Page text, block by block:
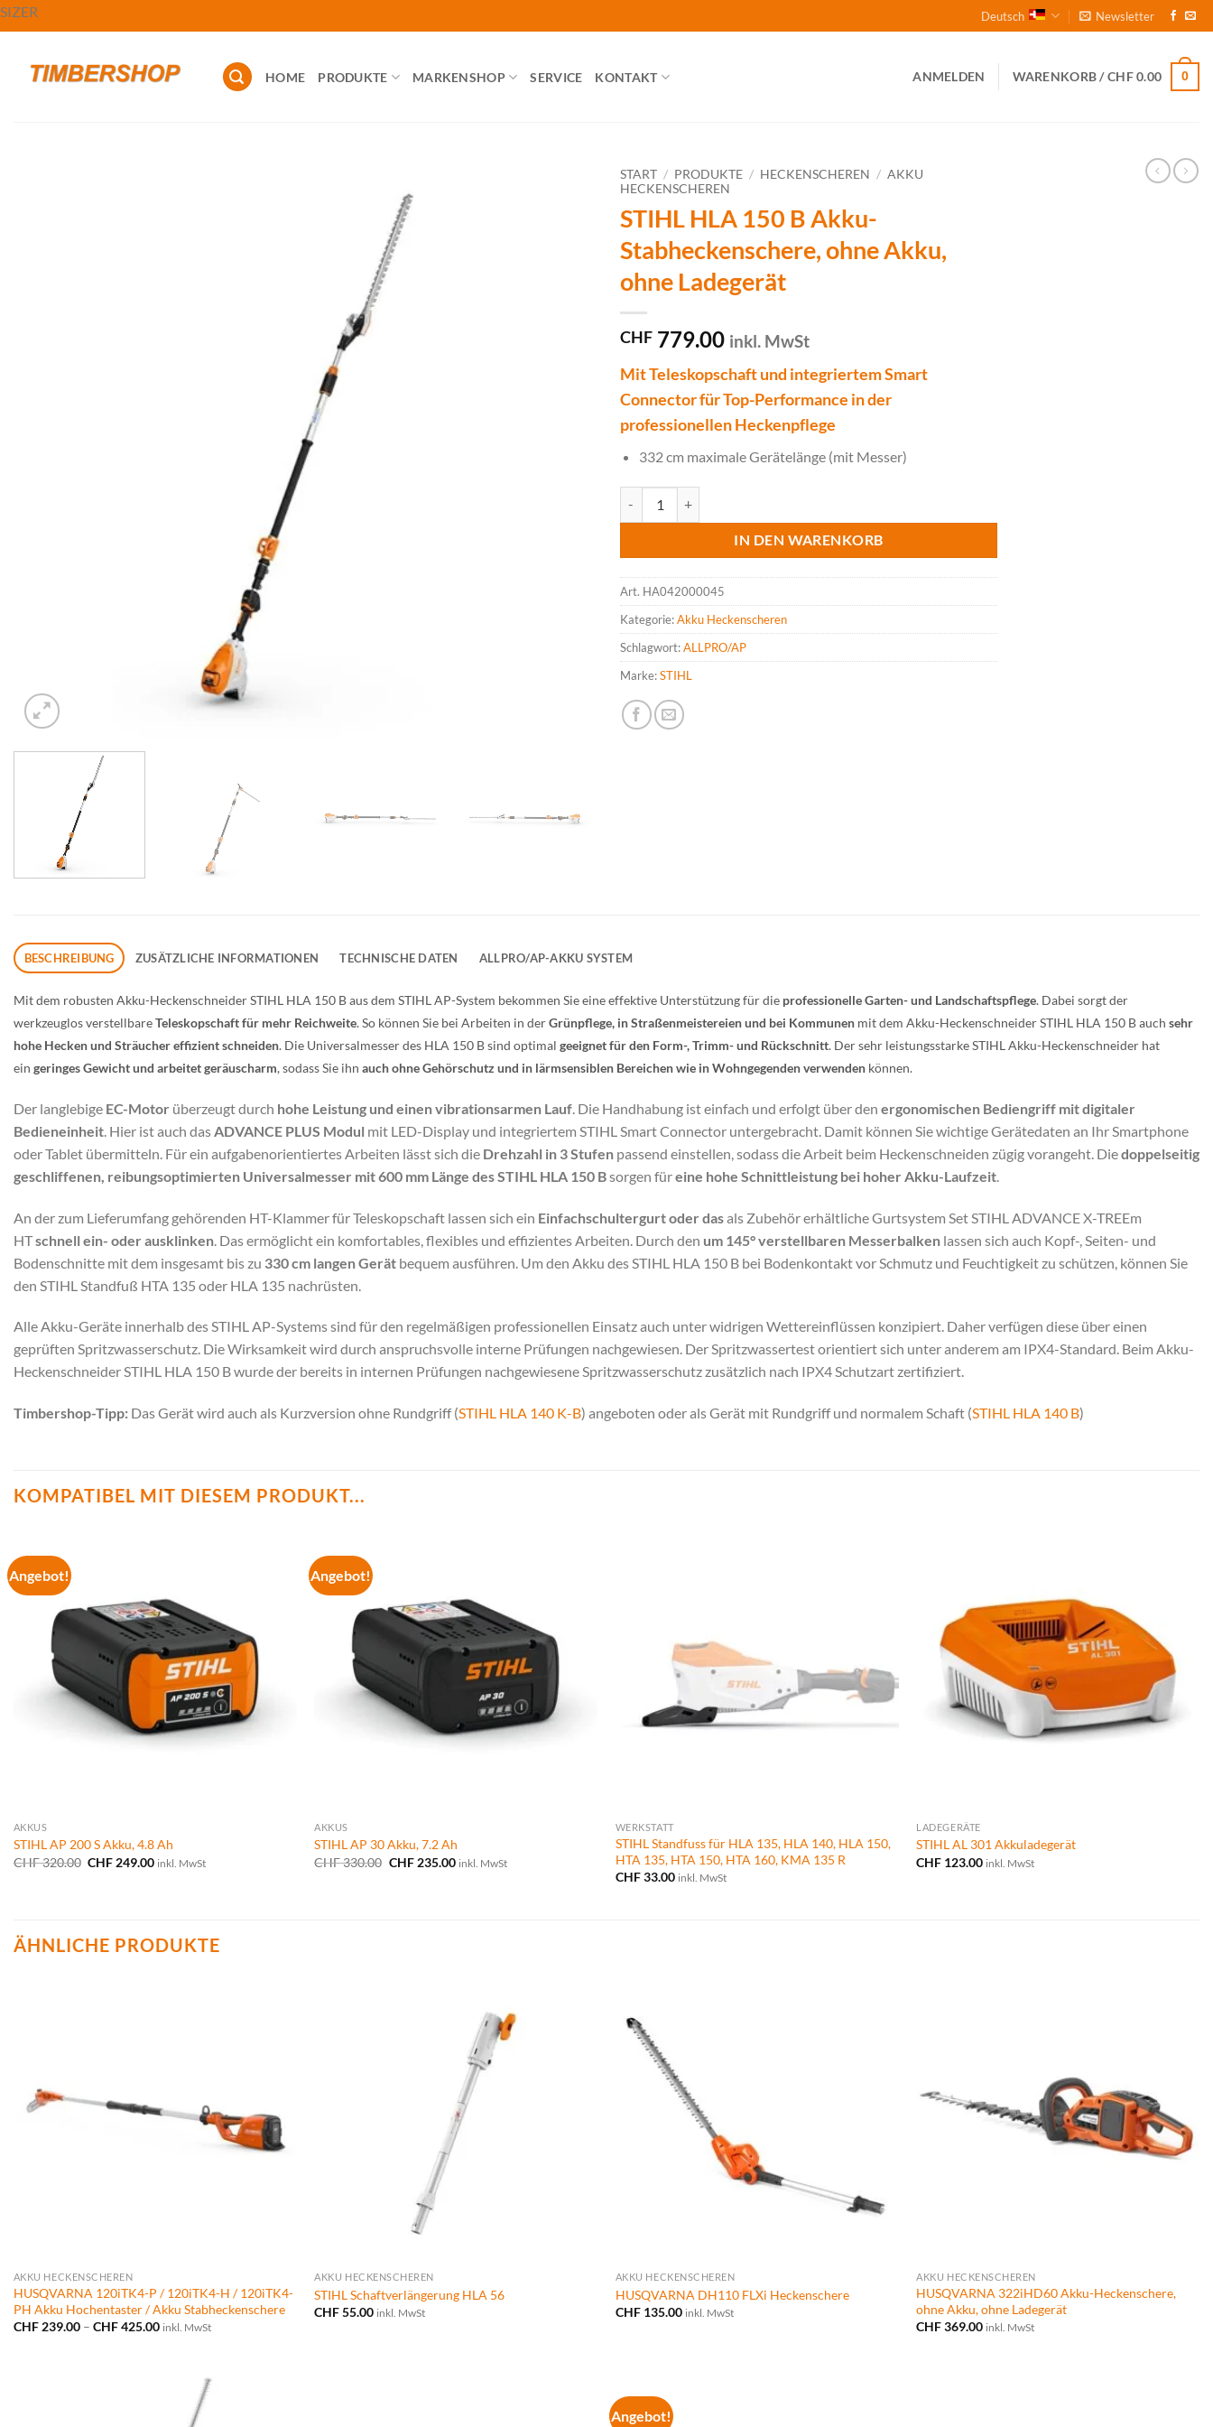
Zum
Inhalt
Deutsch Newsletter
HOME PRODUKTE MARKENSHOP SERVICE KONTAKT ANMELDEN WARENKORB /CHF0.00 0
START / PRODUKTE / HECKENSCHEREN / AKKU
HECKENSCHEREN
STIHL HLA 150 B Akku-
Stabheckenschere, ohne Akku,
ohne Ladegerät
CHF 779.00 inkl. MwSt
Mit Teleskopschaft und integriertem Smart
Connector für Top-Performance in der
professionellen Heckenpflege
332 cm maximale Gerätelänge (mit Messer)
IN DEN WARENKORB
Art. HA042000045
Kategorie:Akku Heckenscheren
Schlagwort:ALLPRO/AP
Marke:STIHL
BESCHREIBUNG ZUSÄTZLICHE INFORMATIONEN TECHNISCHE DATEN ALLPRO/AP-AKKU SYSTEM
Mit dem robusten Akku-Heckenschneider STIHL HLA 150 B aus dem STIHL AP-System bekommen Sie eine effektive Unterstützung für die professionelle Garten- und Landschaftspflege. Dabei sorgt der
werkzeuglos verstellbareTeleskopschaft für mehr Reichweite. So können Sie bei Arbeiten in derGrünpflege, in Straßenmeistereien und bei Kommunen mit dem Akku-Heckenschneider STIHL HLA 150 B auch sehr
hohe Hecken und Sträucher effizient schneiden. Die Universalmesser des HLA 150 B sind optimal geeignet für den Form-, Trimm- und Rückschnitt. Der sehr leistungsstarke STIHL Akku-Heckenschneider hat
ein geringes Gewicht und arbeitet geräuscharm, sodass Sie ihn auch ohne Gehörschutz und in lärmsensiblen Bereichen wie in Wohngegenden verwenden können.
Der langlebige EC-Motor überzeugt durch hohe Leistung und einen vibrationsarmen Lauf . Die Handhabung ist einfach und erfolgt über den ergonomischen Bediengriff mit digitaler
Bedieneinheit . Hier ist auch das ADVANCE PLUS Modul mit LED-Display und integriertem STIHL Smart Connector untergebracht. Damit können Sie wichtige Gerätedaten an Ihr Smartphone
oder Tablet übermitteln. Für ein aufgabenorientiertes Arbeiten lässt sich die Drehzahl in 3 Stufen passend einstellen, sodass die Arbeit beim Heckenschneiden zügig vorangeht. Diedoppelseitig
geschliffenen, reibungsoptimierten Universalmesser mit 600 mm Länge des STIHL HLA 150 Bsorgen füreine hohe Schnittleistung bei hoher Akku-Laufzeit
An der zum Lieferumfang gehörenden HT-Klammer für Teleskopschaft lassen sich ein Einfachschultergurt oder dasals Zubehör erhältliche Gurtsystem Set STIHL ADVANCE X-TREEm
HTschnell ein- oder ausklinken . Das ermöglicht ein komfortables, flexibles und effizientes Arbeiten. Durch den um 145° verstellbaren Messerbalken lassen sich auch Kopf-, Seiten- und
Bodenschnitte mit dem insgesamt bis zu 330 cm langen Gerät bequem ausführen. Um den Akku des STIHL HLA 150 B bei Bodenkontakt vor Schmutz und Feuchtigkeit zu schützen, können Sie
den STIHL Standfuß HTA 135 oder HLA 135 nachrüsten.
Alle Akku-Geräte innerhalb des STIHL AP-Systems sind für den regelmäßigen professionellen Einsatz auch unter widrigen Wettereinflüssen konzipiert. Daher verfügen diese über einen
geprüften Spritzwasserschutz. Die Wirksamkeit wird durch anspruchsvolle interne Prüfungen nachgewiesen. Der Spritzwassertest orientiert sich unter anderem am IPX4-Standard. Beim Akku-
Heckenschneider STIHL HLA 150 B wurde der bereits in internen Prüfungen nachgewiesene Spritzwasserschutz zusätzlich nach IPX4 Schutzart zertifiziert.
Timbershop-Tipp: Das Gerät wird auch als Kurzversion ohne Rundgriff (STIHL HLA 140 K-B) angeboten oder als Gerät mit Rundgriff und normalem Schaft (STIHL HLA 140 B)
KOMPATIBEL MIT DIESEM PRODUKT...
Angebot!
AKKUS
STIHL AP 200 S Akku, 4.8 Ah
CHF320.00 Ursprünglicher
CHF 249.00Aktueller
inkl. MwSt
Angebot!
AKKUS
STIHL AP 30 Akku, 7.2 Ah
CHF330.00 Ursprünglicher
CHF235.00Aktueller
inkl. MwSt
WERKSTATT
STIHL Standfuss für HLA 135, HLA 140, HLA 150,
HTA 135, HTA 150, HTA 160, KMA 135 R
CHF33.00 inkl. MwSt
LADEGERÄTE
STIHL AL 301 Akkuladegerät
CHF 123.00 inkl. MwSt
ÄHNLICHE PRODUKTE
AKKU HECKENSCHEREN
HUSQVARNA 120iTK4-P / 120iTK4-H / 120iTK4-
PH Akku Hochentaster / Akku Stabheckenschere
CHF239.00 – CHF425.00Preisspanne:
inkl. MwSt
AKKU HECKENSCHEREN
STIHL Schaftverlängerung HLA 56
CHF55.00 inkl. MwSt
AKKU HECKENSCHEREN
HUSQVARNA DH110 FLXi Heckenschere
CHF135.00 inkl. MwSt
AKKU HECKENSCHEREN
HUSQVARNA 322iHD60 Akku-Heckenschere,
ohne Akku, ohne Ladegerät
CHF369.00 inkl. MwSt
Angebot!
SIZER